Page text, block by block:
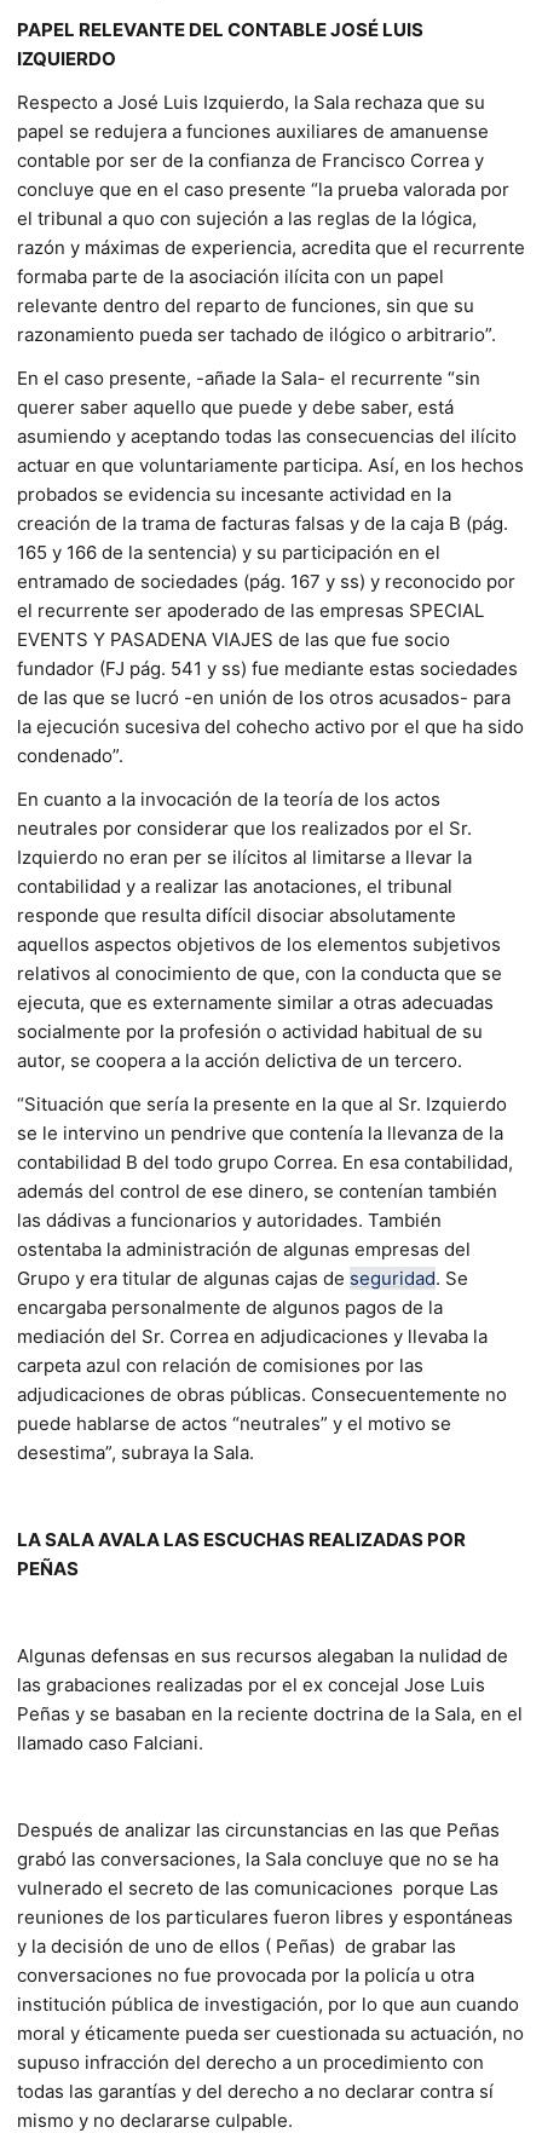
PAPEL RELEVANTE DEL CONTABLE JOSÉ LUIS
IZQUIERDO
Respecto a José Luis Izquierdo, la Sala rechaza que su
papel se redujera a funciones auxiliares de amanuense
contable por ser de la confianza de Francisco Correa y
concluye que en el caso presente “la prueba valorada por
el tribunal a quo con sujeción a las reglas de la lógica,
razón y máximas de experiencia, acredita que el recurrente
formaba parte de la asociación ilícita con un papel
relevante dentro del reparto de funciones, sin que su
razonamiento pueda ser tachado de ilógico o arbitrario”.
En el caso presente, -añade la Sala- el recurrente “sin
querer saber aquello que puede y debe saber, está
asumiendo y aceptando todas las consecuencias del ilícito
actuar en que voluntariamente participa. Así, en los hechos
probados se evidencia su incesante actividad en la
creación de la trama de facturas falsas y de la caja B (pág.
165 y 166 de la sentencia) y su participación en el
entramado de sociedades (pág. 167 y ss) y reconocido por
el recurrente ser apoderado de las empresas SPECIAL
EVENTS Y PASADENA VIAJES de las que fue socio
fundador (FJ pág. 541 y ss) fue mediante estas sociedades
de las que se lucró -en unión de los otros acusados- para
la ejecución sucesiva del cohecho activo por el que ha sido
condenado”.
En cuanto a la invocación de la teoría de los actos
neutrales por considerar que los realizados por el Sr.
Izquierdo no eran per se ilícitos al limitarse a llevar la
contabilidad y a realizar las anotaciones, el tribunal
responde que resulta difícil disociar absolutamente
aquellos aspectos objetivos de los elementos subjetivos
relativos al conocimiento de que, con la conducta que se
ejecuta, que es externamente similar a otras adecuadas
socialmente por la profesión o actividad habitual de su
autor, se coopera a la acción delictiva de un tercero.
“Situación que sería la presente en la que al Sr. Izquierdo
se le intervino un pendrive que contenía la llevanza de la
contabilidad B del todo grupo Correa. En esa contabilidad,
además del control de ese dinero, se contenían también
las dádivas a funcionarios y autoridades. También
ostentaba la administración de algunas empresas del
Grupo y era titular de algunas cajas de seguridad. Se
encargaba personalmente de algunos pagos de la
mediación del Sr. Correa en adjudicaciones y llevaba la
carpeta azul con relación de comisiones por las
adjudicaciones de obras públicas. Consecuentemente no
puede hablarse de actos “neutrales” y el motivo se
desestima”, subraya la Sala.
LA SALA AVALA LAS ESCUCHAS REALIZADAS POR
PEÑAS
Algunas defensas en sus recursos alegaban la nulidad de
las grabaciones realizadas por el ex concejal Jose Luis
Peñas y se basaban en la reciente doctrina de la Sala, en el
llamado caso Falciani.
Después de analizar las circunstancias en las que Peñas
grabó las conversaciones, la Sala concluye que no se ha
vulnerado el secreto de las comunicaciones porque Las
reuniones de los particulares fueron libres y espontáneas
y la decisión de uno de ellos ( Peñas) de grabar las
conversaciones no fue provocada por la policía u otra
institución pública de investigación, por lo que aun cuando
moral y éticamente pueda ser cuestionada su actuación, no
supuso infracción del derecho a un procedimiento con
todas las garantías y del derecho a no declarar contra sí
mismo y no declararse culpable.